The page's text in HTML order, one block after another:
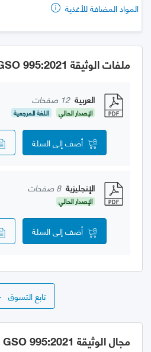
المواد المضافة للأغذية
ملفات الوثيقة GSO 995:2021
العربية 12 صفحات
الإصدار الحالي اللغة المرجعية
أضف إلى السلة
الإنجليزية 8 صفحات
الإصدار الحالي
أضف إلى السلة
تابع التسوق
مجال الوثيقة GSO 995:2021